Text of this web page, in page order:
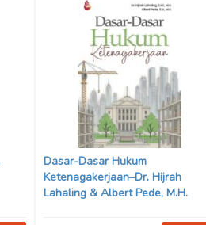
Dasar-Dasar Hukum
Ketenagakerjaan–Dr. Hijrah
Lahaling & Albert Pede, M.H.